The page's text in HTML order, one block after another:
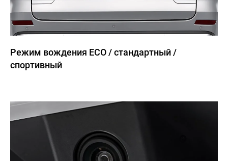
Режим вождения ECO / стандартный /
спортивный